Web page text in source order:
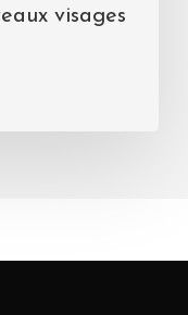
visages